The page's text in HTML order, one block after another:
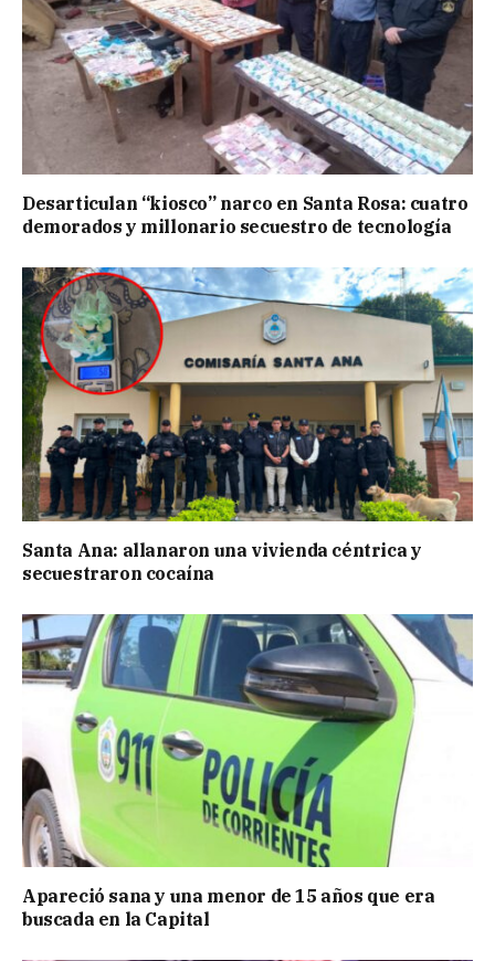
Desarticulan “kiosco” narco en Santa Rosa: cuatro
demorados y millonario secuestro de tecnología
Santa Ana: allanaron una vivienda céntrica y
secuestraron cocaína
Apareció sana y una menor de 15 años que era
buscada en la Capital